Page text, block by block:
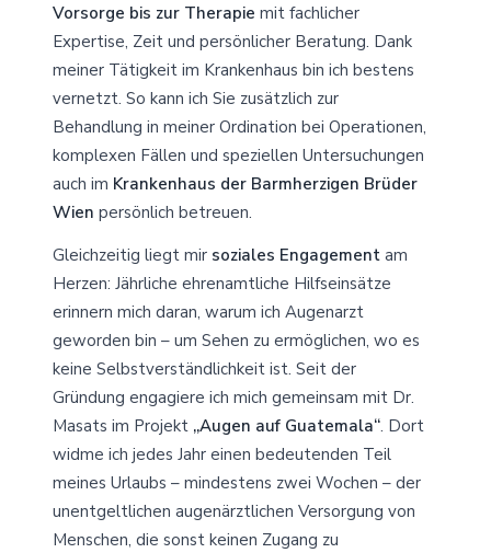
Vorsorge bis zur Therapie mit fachlicher
Expertise, Zeit und persönlicher Beratung. Dank
meiner Tätigkeit im Krankenhaus bin ich bestens
vernetzt. So kann ich Sie zusätzlich zur
Behandlung in meiner Ordination bei Operationen,
komplexen Fällen und speziellen Untersuchungen
auch im Krankenhaus der Barmherzigen Brüder
Wien persönlich betreuen.
Gleichzeitig liegt mir soziales Engagement am
Herzen: Jährliche ehrenamtliche Hilfseinsätze
erinnern mich daran, warum ich Augenarzt
geworden bin – um Sehen zu ermöglichen, wo es
keine Selbstverständlichkeit ist. Seit der
Gründung engagiere ich mich gemeinsam mit Dr.
Masats im Projekt „Augen auf Guatemala“. Dort
widme ich jedes Jahr einen bedeutenden Teil
meines Urlaubs – mindestens zwei Wochen – der
unentgeltlichen augenärztlichen Versorgung von
Menschen, die sonst keinen Zugang zu